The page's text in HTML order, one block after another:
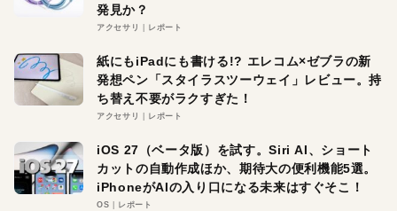
発見か？
アクセサリ レポート
紙にもiPadにも書ける!? エレコム×ゼブラの新
発想ペン「スタイラスツーウェイ」レビュー。持
ち替え不要がラクすぎた！
アクセサリ レポート
iOS 27（ベータ版）を試す。Siri AI、ショート
カットの自動作成ほか、期待大の便利機能5選。
iPhoneがAIの入り口になる未来はすぐそこ！
OS レポート